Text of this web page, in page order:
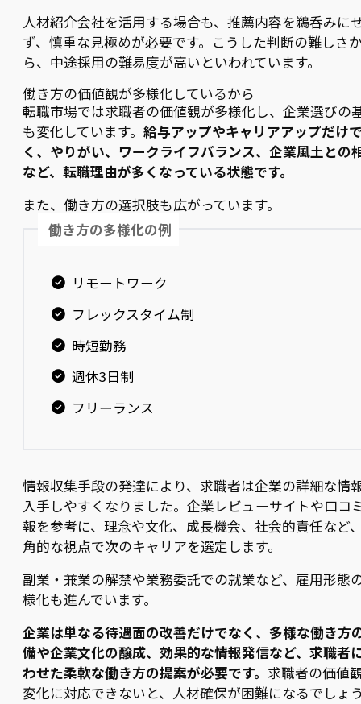
人材紹介会社を活用する場合も、推薦内容を鵜呑みに
ず、慎重な見極めが必要です。こうした判断の難しさ
ら、中途採用の難易度が高いといわれています。
働き方の価値観が多様化しているから
転職市場では求職者の価値観が多様化し、企業選びの
も変化しています。 給与アップやキャリアアップだけ
く、やりがい、ワークライフバランス、企業風土との
など、転職理由が多くなっている状態です。
また、働き方の選択肢も広がっています。
働き方の多様化の例
リモートワーク
フレックスタイム制
時短勤務
週休3日制
フリーランス
情報収集手段の発達により、求職者は企業の詳細な情
入手しやすくなりました。企業レビューサイトや口コ
報を参考に、理念や文化、成長機会、社会的責任など
角的な視点で次のキャリアを選定します。
副業・兼業の解禁や業務委託での就業など、雇用形態
様化も進んでいます。
企業は単なる待遇面の改善だけでなく、多様な働き方
備や企業文化の醸成、効果的な情報発信など、求職者
わせた柔軟な働き方の提案が必要です。 求職者の価値
変化に対応できないと、人材確保が困難になるでしょ